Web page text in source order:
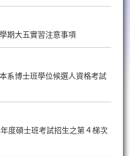
期大五實習注意事項
系博士班學位候選人資格考試
年度碩士班考試招生之第４梯次